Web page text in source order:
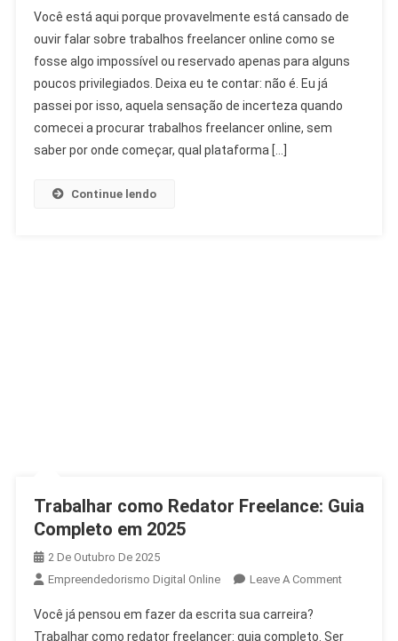
Você está aqui porque provavelmente está cansado de
ouvir falar sobre trabalhos freelancer online como se
fosse algo impossível ou reservado apenas para alguns
poucos privilegiados. Deixa eu te contar: não é. Eu já
passei por isso, aquela sensação de incerteza quando
comecei a procurar trabalhos freelancer online, sem
saber por onde começar, qual plataforma […]
Continue lendo
Trabalhar como Redator Freelance: Guia
Completo em 2025
2 De Outubro De 2025
Empreendedorismo Digital Online
Leave A Comment
Você já pensou em fazer da escrita sua carreira?
Trabalhar como redator freelancer: guia completo. Ser